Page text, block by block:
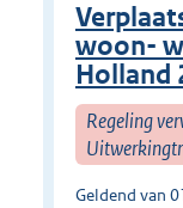
woon-
Holland
Regeling
Geldend van